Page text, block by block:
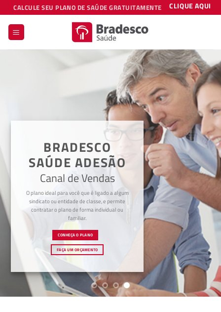
Skip
to
content
CALCULE SEU PLANO DE SAÚDE GRATUITAMENTE CLIQUE AQUI
BRADESCO
SAÚDE ADESÃO
Canal de Vendas
O plano ideal para você que é ligado a algum
sindicato ou entidade de classe, e permite
contratar o plano de forma individual ou
familiar.
CONHEÇA O PLANO
FAÇA UM ORÇAMENTO